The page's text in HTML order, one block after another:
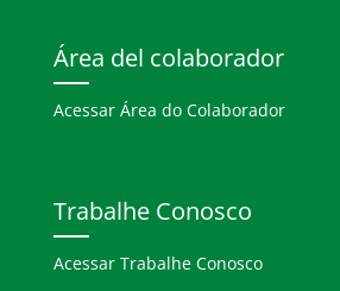
Área del colaborador
Acessar Área do Colaborador
Trabalhe Conosco
Acessar Trabalhe Conosco